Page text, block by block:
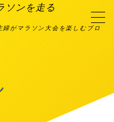
ンを走る
婦がマラソン大会を楽しむブロ